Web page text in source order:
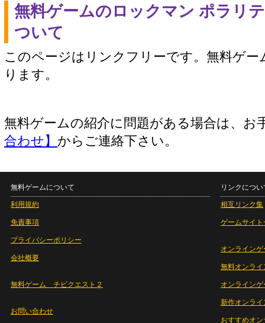
無料ゲームのロックマン ポラリ
ついて
このページはリンクフリーです。無料ゲー
ります。
無料ゲームの紹介に問題がある場合は、お
合わせ】 からご連絡下さい。
無料ゲームについて
利用規約
免責事項
プライバシーポリシー
会社概要
無料ゲーム チビクエスト２
お問い合わせ
リンクについ
相互リンク集
ゲームサイト
オンラインゲ
無料オンライ
オンライン
新作オンライ
おすすめオ